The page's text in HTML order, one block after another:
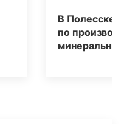
В Полесске
по